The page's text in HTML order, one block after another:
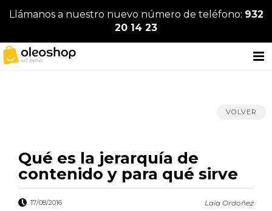
Llámanos a nuestro nuevo número de teléfono: 932
20 14 23
VOLVER
Qué es la jerarquía de
contenido y para qué sirve
Laia Ordoñez
17/08/2016